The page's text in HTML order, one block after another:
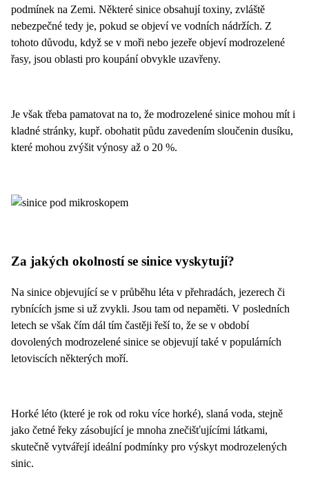
podmínek na Zemi. Některé sinice obsahují toxiny, zvláště
nebezpečné tedy je, pokud se objeví ve vodních nádržích. Z
tohoto důvodu, když se v moři nebo jezeře objeví modrozelené
řasy, jsou oblasti pro koupání obvykle uzavřeny.
Je však třeba pamatovat na to, že modrozelené sinice mohou mít i
kladné stránky, kupř. obohatit půdu zavedením sloučenin dusíku,
které mohou zvýšit výnosy až o 20 %.
Za jakých okolností se sinice vyskytují?
Na sinice objevující se v průběhu léta v přehradách, jezerech či
rybnících jsme si už zvykli. Jsou tam od nepaměti. V posledních
letech se však čím dál tím častěji řeší to, že se v období
dovolených modrozelené sinice se objevují také v populárních
letoviscích některých moří.
Horké léto (které je rok od roku více horké), slaná voda, stejně
jako četné řeky zásobující je mnoha znečišťujícími látkami,
skutečně vytvářejí ideální podmínky pro výskyt modrozelených
sinic.